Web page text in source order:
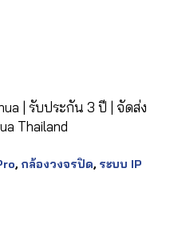
| รับประกัน 3 ปี | จัดส่ง
Thailand
, กล้องวงจรปิด, ระบบ IP